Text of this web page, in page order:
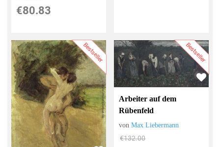
€80.83
Bestseller Bestseller
Arbeiter auf dem
Rübenfeld
vonMax Liebermann
€132.00